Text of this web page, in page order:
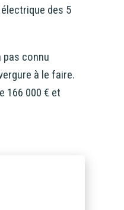
des 5
pas connu
à le faire.
166 000 € et